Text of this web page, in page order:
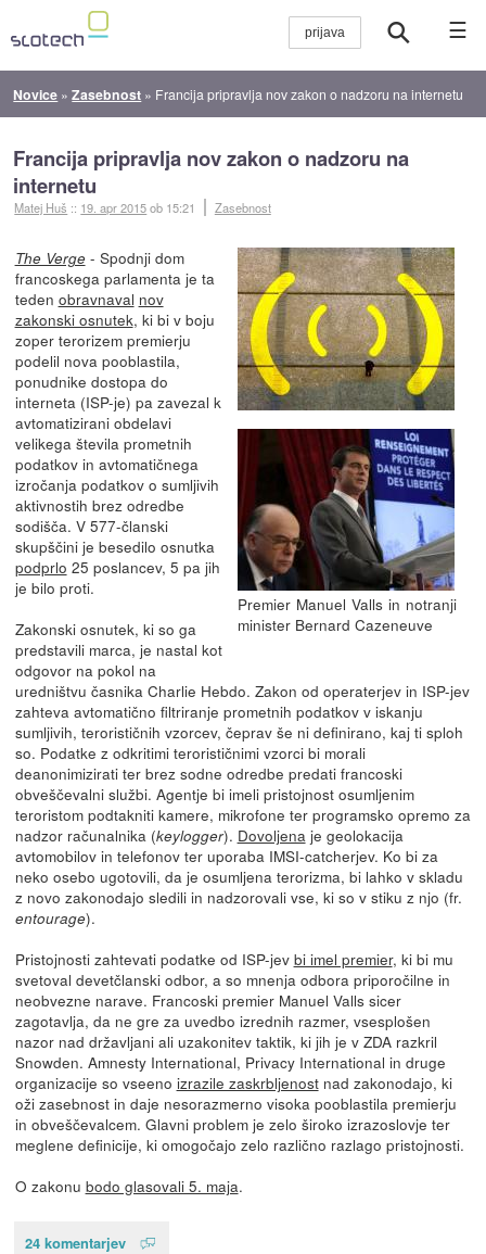
☰
Novice »Zasebnost » Francija pripravlja nov zakon o nadzoru na internetu
Francija pripravlja nov zakon o nadzoru na
internetu
Matej Huš :: 19. apr 2015ob 15:21 Zasebnost
Premier Manuel Valls in notranji
minister Bernard Cazeneuve
The Verge- Spodnji dom
francoskega parlamenta je ta
teden obravnaval nov
zakonski osnutek, ki bi v boju
zoper terorizem premierju
podelil nova pooblastila,
ponudnike dostopa do
interneta (ISP-je) pa zavezal k
avtomatizirani obdelavi
velikega števila prometnih
podatkov in avtomatičnega
izročanja podatkov o sumljivih
aktivnostih brez odredbe
sodišča. V 577-članski
skupščini je besedilo osnutka
podprlo 25 poslancev, 5 pa jih
je bilo proti.
Zakonski osnutek, ki so ga
predstavili marca, je nastal kot
odgovor na pokol na
uredništvu časnika Charlie Hebdo. Zakon od operaterjev in ISP-jev
zahteva avtomatično filtriranje prometnih podatkov v iskanju
sumljivih, terorističnih vzorcev, čeprav še ni definirano, kaj ti sploh
so. Podatke z odkritimi terorističnimi vzorci bi morali
deanonimizirati ter brez sodne odredbe predati francoski
obveščevalni službi. Agentje bi imeli pristojnost osumljenim
teroristom podtakniti kamere, mikrofone ter programsko opremo za
nadzor računalnika (keylogger). Dovoljena je geolokacija
avtomobilov in telefonov ter uporaba IMSI-catcherjev. Ko bi za
neko osebo ugotovili, da je osumljena terorizma, bi lahko v skladu
z novo zakonodajo sledili in nadzorovali vse, ki so v stiku z njo (fr.
entourage).
Pristojnosti zahtevati podatke od ISP-jev bi imel premier, ki bi mu
svetoval devetčlanski odbor, a so mnenja odbora priporočilne in
neobvezne narave. Francoski premier Manuel Valls sicer
zagotavlja, da ne gre za uvedbo izrednih razmer, vsesplošen
nazor nad državljani ali uzakonitev taktik, ki jih je v ZDA razkril
Snowden. Amnesty International, Privacy International in druge
organizacije so vseeno izrazile zaskrbljenostnad zakonodajo, ki
oži zasebnost in daje nesorazmerno visoka pooblastila premierju
in obveščevalcem. Glavni problem je zelo široko izrazoslovje ter
meglene definicije, ki omogočajo zelo različno razlago pristojnosti.
O zakonu bodo glasovali 5. maja.
24 komentarjev